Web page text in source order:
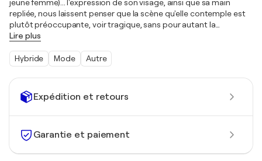
Expédition et retours
Garantie et paiement
jeune femme)... l'expression de son visage, ainsi que sa main
repliée, nous laissent penser que la scène qu'elle contemple est
plutôt préoccupante, voir tragique, sans pour autant la
Lire plus
Hybride Mode Autre